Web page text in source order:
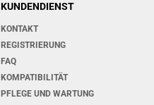
KUNDENDIENST
KONTAKT
REGISTRIERUNG
FAQ
KOMPATIBILITÄT
PFLEGE UND WARTUNG